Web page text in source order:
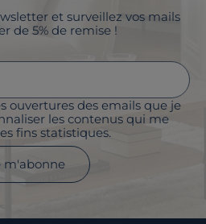
et surveillez vos mails
de 5% de remise !
ouvertures des emails que je
les contenus qui me
fins statistiques.
m'abonne